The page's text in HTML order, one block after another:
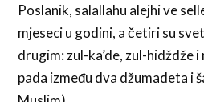
Poslanik, salallahu alejhi ve
mjeseci u godini, a četiri su
drugim: zul-ka’de, zul-hidždže
pada između dva džumadeta i